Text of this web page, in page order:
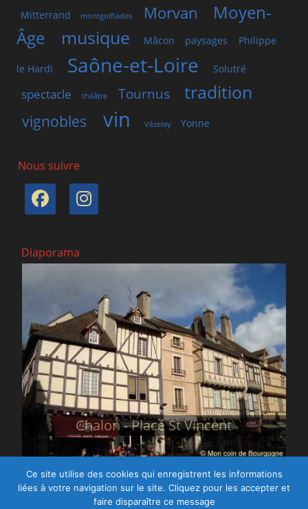
Mitterrand montgolfiades Morvan
Moyen-
Âge
musique Mâcon paysages Philippe
le Hardi Saône-et-Loire Solutré
spectacle théâtre Tournus tradition
vignobles vin Vézelay Yonne
Nous suivre
Facebook
Instagram
Diaporama
Roche de
Place St Vincent
Tous droits réservés.
Ce site utilise des cookies qui enregistrent les informations
liées à votre navigation sur le site. Cliquez pour les accepter et
faire disparaître ce message